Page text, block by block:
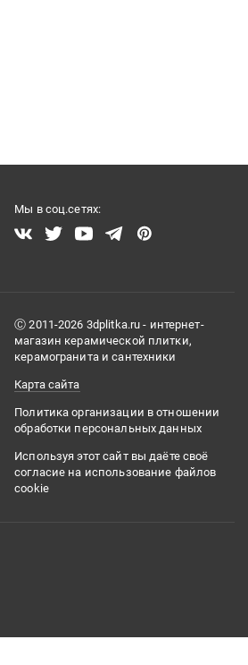
Мы в соц.сетях:
Ⓒ 2011-2026 3dplitka.ru - интернет-
магазин керамической плитки,
керамогранита и сантехники
Карта сайта
Политика организации в отношении
обработки персональных данных
Используя этот сайт вы даёте своё
согласие на использование файлов
cookie